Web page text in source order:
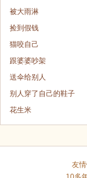
被大雨淋
捡到假钱
猫咬自己
跟婆婆吵架
送伞给别人
别人穿了自己的鞋子
花生米
友情